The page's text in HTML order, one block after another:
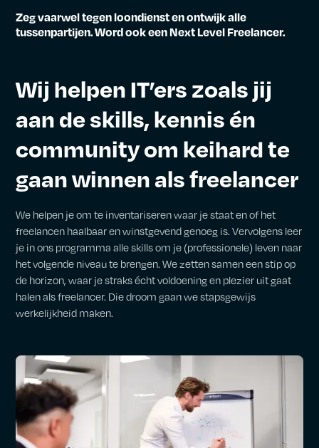
Zeg vaarwel tegen loondienst en ontwijk alle
tussenpartijen. Word ook een Next Level Freelancer.
Wij helpen IT’ers zoals jij
aan de skills, kennis én
community om keihard te
gaan winnen als freelancer
We helpen je om te inventariseren waar je staat en of het
freelancen haalbaar en winstgevend genoeg is. Vervolgens leer
je in ons programma alle skills om je (professionele) leven naar
het volgende niveau te brengen. We zetten samen een stip op
de horizon, waar je straks écht voldoening en plezier uit gaat
halen als freelancer. Die droom gaan we stapsgewijs
werkelijkheid maken.